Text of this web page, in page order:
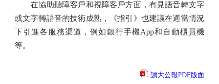
在協助聽障客戶和視障客戶方面，有見語音轉文字
或文字轉語音的技術成熟，《指引》也建議在適當情況
下引進各服務渠道，例如銀行手機App和自動櫃員機
等。
讀大公報PDF版面